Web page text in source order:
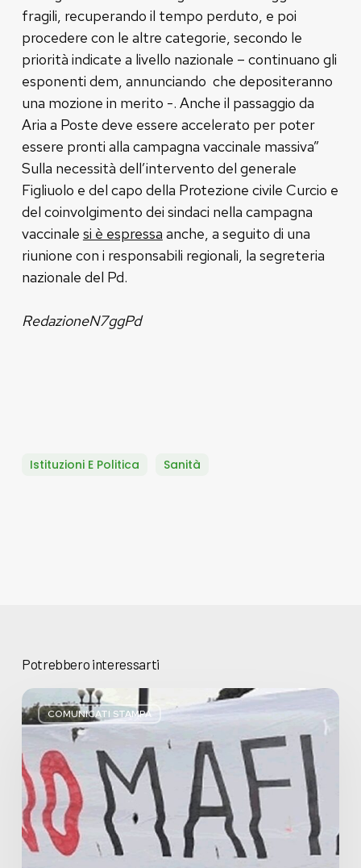
fragili, recuperando il tempo perduto, e poi
procedere con le altre categorie, secondo le
priorità indicate a livello nazionale – continuano gli
esponenti dem, annunciando che depositeranno
una mozione in merito -. Anche il passaggio da
Aria a Poste deve essere accelerato per poter
essere pronti alla campagna vaccinale massiva”
Sulla necessità dell’intervento del generale
Figliuolo e del capo della Protezione civile Curcio e
del coinvolgimento dei sindaci nella campagna
vaccinale si è espressa anche, a seguito di una
riunione con i responsabili regionali, la segreteria
nazionale del Pd.
RedazioneN7ggPd
Istituzioni E Politica Sanità
Potrebbero interessarti
COMUNICATI STAMPA
Basta
bugie,
Regione
Lombardia
pratica
l’antimafia
solo
a
parole